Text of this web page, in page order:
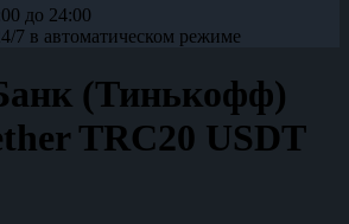
до 24:00
7 в автоматическом режиме
(Тинькофф)
TRC20 USDT